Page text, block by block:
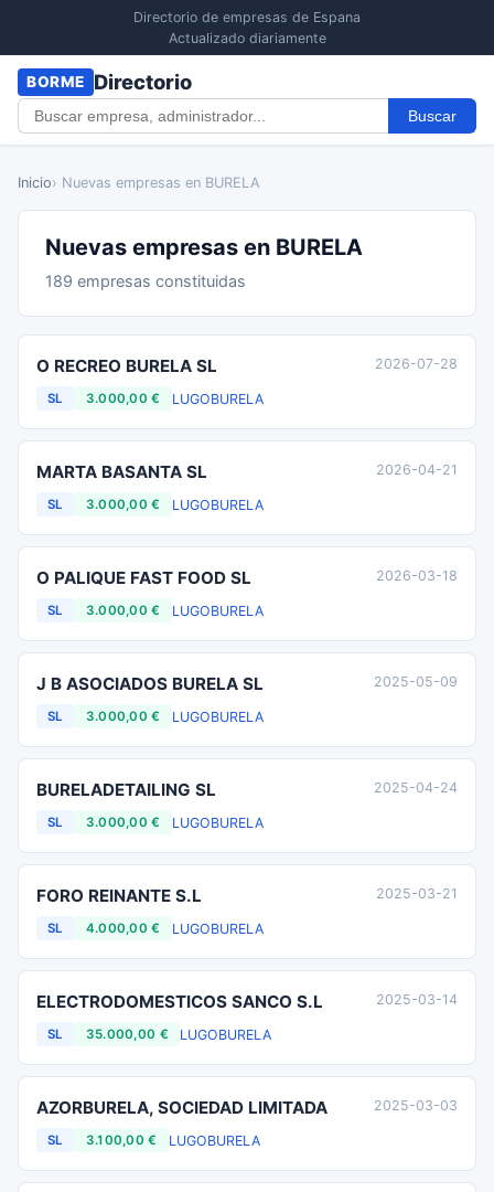
Directorio de empresas de Espana
Actualizado diariamente
BORME Directorio
Buscar
Inicio› Nuevas empresas en BURELA
Nuevas empresas en BURELA
189 empresas constituidas
O RECREO BURELA SL
SL 3.000,00 € LUGOBURELA
2026-07-28
MARTA BASANTA SL
SL 3.000,00 € LUGOBURELA
2026-04-21
O PALIQUE FAST FOOD SL
SL 3.000,00 € LUGOBURELA
2026-03-18
J B ASOCIADOS BURELA SL
SL 3.000,00 € LUGOBURELA
2025-05-09
BURELADETAILING SL
SL 3.000,00 € LUGOBURELA
2025-04-24
FORO REINANTE S.L
SL 4.000,00 € LUGOBURELA
2025-03-21
ELECTRODOMESTICOS SANCO S.L
SL 35.000,00 € LUGOBURELA
2025-03-14
AZORBURELA, SOCIEDAD LIMITADA
SL 3.100,00 € LUGOBURELA
2025-03-03